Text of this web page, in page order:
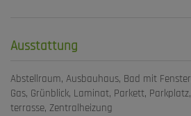
Ausstattung
Abstellraum Ausbauhaus Bad mit Fenster
Gas Grünblick Laminat Parkett Parkplatz
terrasse Zentralheizung